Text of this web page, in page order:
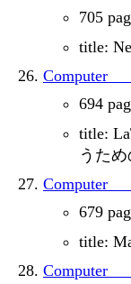
705
title:
694
title:
うた
679
title: